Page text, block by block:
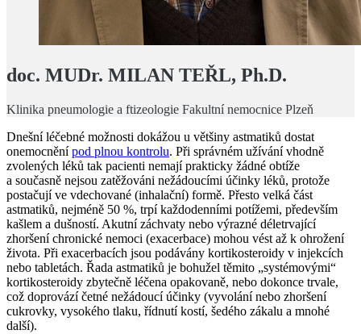
doc. MUDr. MILAN TEŘL, Ph.D.
Klinika pneumologie a ftizeologie Fakultní nemocnice Plzeň
Dnešní léčebné možnosti dokážou u většiny astmatiků dostat
onemocněnípod plnou kontrolu. Při správném užívání vhodně
zvolených léků tak pacienti nemají prakticky žádné obtíže
a současně nejsou zatěžováni nežádoucími účinky léků, protože
postačují ve vdechované (inhalační) formě. Přesto velká část
astmatiků, nejméně 50 %, trpí každodenními potížemi, především
kašlem a dušností. Akutní záchvaty nebo výrazné déletrvající
zhoršení chronické nemoci (exacerbace) mohou vést až k ohrožení
života. Při exacerbacích jsou podávány kortikosteroidy v injekcích
nebo tabletách. Řada astmatiků je bohužel těmito „systémovými“
kortikosteroidy zbytečně léčena opakovaně, nebo dokonce trvale,
což doprovází četné nežádoucí účinky (vyvolání nebo zhoršení
cukrovky, vysokého tlaku, řídnutí kostí, šedého zákalu a mnohé
další).